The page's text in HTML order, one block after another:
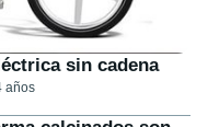
sin cadena
años